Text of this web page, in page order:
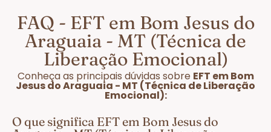
FAQ - EFT em Bom Jesus do
Araguaia - MT (Técnica de
Liberação Emocional)
Conheça as principais dúvidas sobre EFT em Bom
Jesus do Araguaia - MT (Técnica de Liberação
Emocional):
O que significa EFT em Bom Jesus do